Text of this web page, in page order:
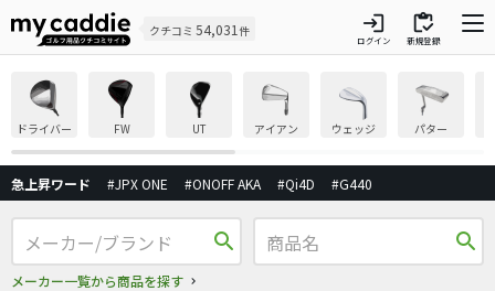
クチコミ 54,031 件 login
ログイン
inventory
新規登録
ドライバー FW UT アイアン ウェッジ パター
急上昇ワード #JPX ONE #ONOFF AKA #Qi4D #G440
search
メーカー一覧から商品を探す
search